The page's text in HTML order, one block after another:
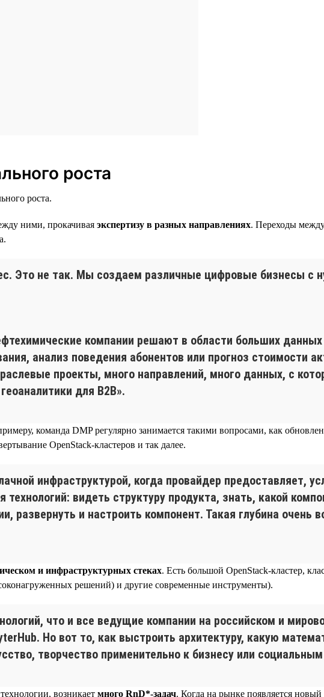
роста
роста.
ними, прокачивая экспертизу в разных направлениях. Переходы
Это не так. Мы создаем различные цифровые бизнесы с
компании решают в области больших
анализ поведения абонентов или прогноз стоимости
проекты, много направлений, много данных, с
для B2B».
команда DMP регулярно занимается такими вопросами, как
OpenStack-кластеров и так далее.
инфраструктурой, когда провайдер предоставляет,
видеть структуру продукта, знать, какой
развернуть и настроить компонент. Такая глубина очень
и инфраструктурных стеках. Есть большой OpenStack-кластер,
решений) и другие современные инструменты).
что и все ведущие компании на российском и
Но вот то, как выстроить архитектуру, какую
творчество применительно к бизнесу или
возникает много RnD*-задач. Когда на рынке появляется